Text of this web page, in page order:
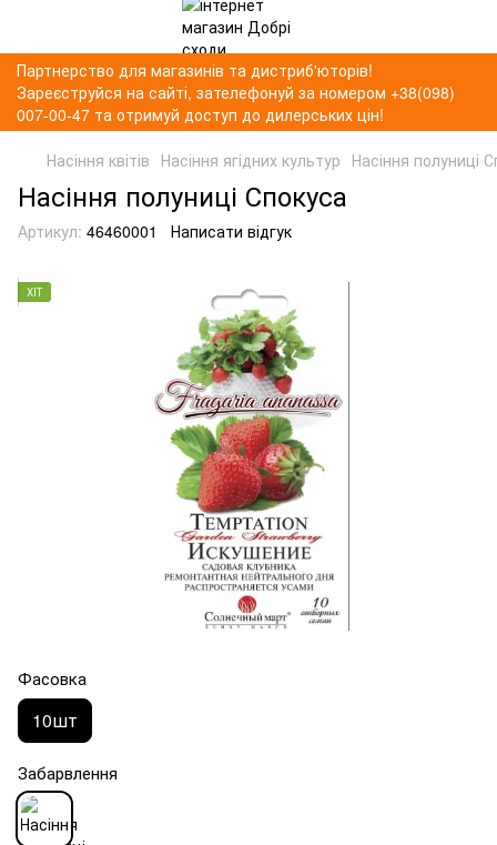
Партнерство для магазинів та дистриб'юторів!
Зареєструйся на сайті, зателефонуй за номером +38(098)
007-00-47 та отримуй доступ до дилерських цін!
Насіння квітів Насіння ягідних культур Насіння полуниці
Насіння полуниці Спокуса
Артикул: 46460001 Написати відгук
ХІТ
Фасовка
10шт
Забарвлення